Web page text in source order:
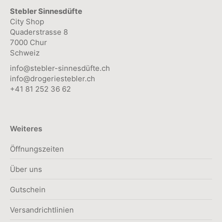
Stebler Sinnesdüfte
City Shop
Quaderstrasse 8
7000 Chur
Schweiz
info@stebler-sinnesdüfte.ch
info@drogeriestebler.ch
+41 81 252 36 62
Weiteres
Öffnungszeiten
Über uns
Gutschein
Versandrichtlinien